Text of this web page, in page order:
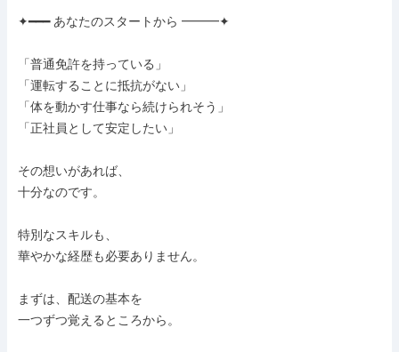
✦━━━ あなたのスタートから ━━━✦
「普通免許を持っている」
「運転することに抵抗がない」
「体を動かす仕事なら続けられそう」
「正社員として安定したい」
その想いがあれば、
十分なのです。
特別なスキルも、
華やかな経歴も必要ありません。
まずは、配送の基本を
一つずつ覚えるところから。